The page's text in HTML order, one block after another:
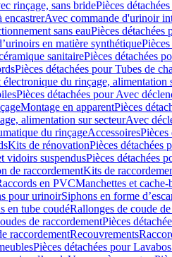
rinçage, sans bridePièces
encastrerAvec commande d'urinoir
sans eauPièces détachées
en matière synthétique
sanitairePièces détachées
Pièces détachées pour Tubes de
du rinçage, alimentation
Pièces détachées pour Avec
Montage en apparentPièces
alimentation sur secteurAvec
du rinçageAccessoiresPièces
Kits de rénovationPièces détachées
vidoirs suspendusPièces détachées
de raccordementKits de
en PVCManchettes et cache-
pour urinoirSiphons en forme
en tube coudéRallonges de coude
de raccordementPièces
raccordementRecouvrements
Pièces détachées pour